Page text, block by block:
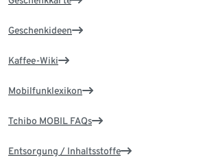
Geschenkideen
Kaffee-Wiki
Mobilfunklexikon
Tchibo MOBIL FAQs
Entsorgung / Inhaltsstoffe